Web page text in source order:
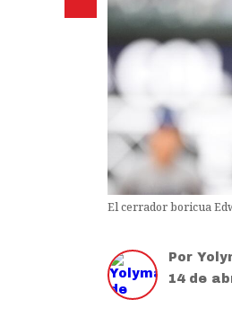
El cerrador boricua
Por
14 de